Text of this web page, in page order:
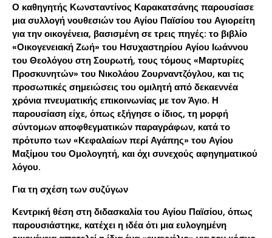
Ο καθηγητής Κωνσταντίνος Καρακατσάνης παρουσίασε
μια συλλογή νουθεσιών του Αγίου Παϊσίου του Αγιορείτη
για την οικογένεια, βασισμένη σε τρεις πηγές: το βιβλίο
«Οικογενειακή Ζωή» του Ησυχαστηρίου Αγίου Ιωάννου
του Θεολόγου στη Σουρωτή, τους τόμους «Μαρτυρίες
Προσκυνητών» του Νικολάου Ζουρναντζόγλου, και τις
προσωπικές σημειώσεις του ομιλητή από δεκαεννέα
χρόνια πνευματικής επικοινωνίας με τον Άγιο. Η
παρουσίαση είχε, όπως εξήγησε ο ίδιος, τη μορφή
σύντομων αποφθεγματικών παραγράφων, κατά το
πρότυπο των «Κεφαλαίων περί Αγάπης» του Αγίου
Μαξίμου του Ομολογητή, και όχι συνεχούς αφηγηματικού
λόγου.
Για τη σχέση των συζύγων
Κεντρική θέση στη διδασκαλία του Αγίου Παϊσίου, όπως
παρουσιάστηκε, κατέχει η ιδέα ότι μια ευλογημένη